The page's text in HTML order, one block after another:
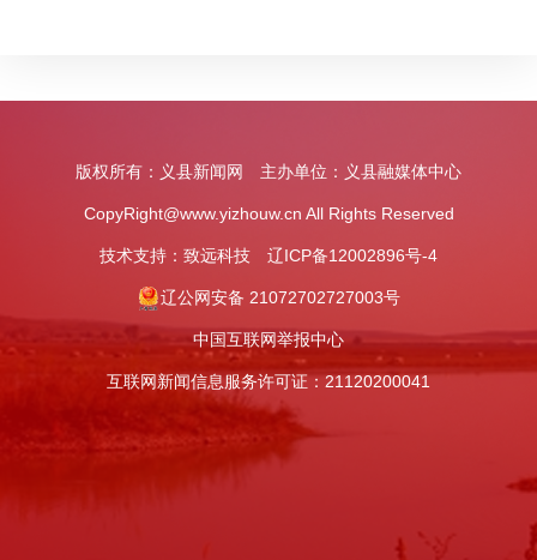
版权所有：义县新闻网 主办单位：义县融媒体中心
CopyRight@www.yizhouw.cn All Rights Reserved
技术支持： 致远科技 辽ICP备12002896号-4
辽公网安备 21072702727003号
中国互联网举报中心
互联网新闻信息服务许可证：21120200041